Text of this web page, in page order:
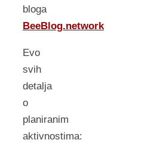
bloga
BeeBlog.network
Evo
svih
detalja
o
planiranim
aktivnostima: